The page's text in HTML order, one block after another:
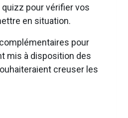
pour vérifier vos
en situation.
pour
mis à disposition des
creuser les